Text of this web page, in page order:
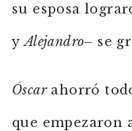
su esposa
yAlejandro– se
Óscarahorró
que empezaron